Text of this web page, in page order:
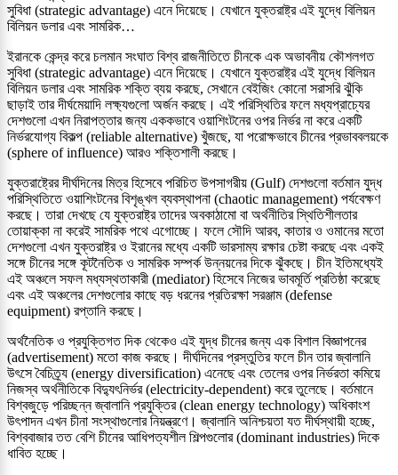
সুবিধা (strategic advantage) এনে দিয়েছে। যেখানে যুক্তরাষ্ট্র এই যুদ্ধে বিলিয়ন
বিলিয়ন ডলার এবং সামরিক…
ইরানকে কেন্দ্র করে চলমান সংঘাত বিশ্ব রাজনীতিতে চীনকে এক অভাবনীয় কৌশলগত
সুবিধা (strategic advantage) এনে দিয়েছে। যেখানে যুক্তরাষ্ট্র এই যুদ্ধে বিলিয়ন
বিলিয়ন ডলার এবং সামরিক শক্তি ব্যয় করছে, সেখানে বেইজিং কোনো সরাসরি ঝুঁকি
ছাড়াই তার দীর্ঘমেয়াদি লক্ষ্যগুলো অর্জন করছে। এই পরিস্থিতির ফলে মধ্যপ্রাচ্যের
দেশগুলো এখন নিরাপত্তার জন্য এককভাবে ওয়াশিংটনের ওপর নির্ভর না করে একটি
নির্ভরযোগ্য বিকল্প (reliable alternative) খুঁজছে, যা পরোক্ষভাবে চীনের প্রভাববলয়কে
(sphere of influence) আরও শক্তিশালী করছে।
যুক্তরাষ্ট্রের দীর্ঘদিনের মিত্র হিসেবে পরিচিত উপসাগরীয় (Gulf) দেশগুলো বর্তমান যুদ্ধ
পরিস্থিতিতে ওয়াশিংটনের বিশৃঙ্খল ব্যবস্থাপনা (chaotic management) পর্যবেক্ষণ
করছে। তারা দেখছে যে যুক্তরাষ্ট্র তাদের অবকাঠামো বা অর্থনীতির স্থিতিশীলতার
তোয়াক্কা না করেই সামরিক পথে এগোচ্ছে। ফলে সৌদি আরব, কাতার ও ওমানের মতো
দেশগুলো এখন যুক্তরাষ্ট্র ও ইরানের মধ্যে একটি ভারসাম্য রক্ষার চেষ্টা করছে এবং একই
সঙ্গে চীনের সঙ্গে কূটনৈতিক ও সামরিক সম্পর্ক উন্নয়নের দিকে ঝুঁকছে। চীন ইতিমধ্যেই
এই অঞ্চলে সফল মধ্যস্থতাকারী (mediator) হিসেবে নিজের ভাবমূর্তি প্রতিষ্ঠা করেছে
এবং এই অঞ্চলের দেশগুলোর কাছে বড় ধরনের প্রতিরক্ষা সরঞ্জাম (defense
equipment) রপ্তানি করছে।
অর্থনৈতিক ও প্রযুক্তিগত দিক থেকেও এই যুদ্ধ চীনের জন্য এক বিশাল বিজ্ঞাপনের
(advertisement) মতো কাজ করছে। দীর্ঘদিনের প্রস্তুতির ফলে চীন তার জ্বালানি
উৎসে বৈচিত্র্য (energy diversification) এনেছে এবং তেলের ওপর নির্ভরতা কমিয়ে
নিজস্ব অর্থনীতিকে বিদ্যুৎনির্ভর (electricity-dependent) করে তুলেছে। বর্তমানে
বিশ্বজুড়ে পরিচ্ছন্ন জ্বালানি প্রযুক্তির (clean energy technology) অধিকাংশ
উৎপাদন এখন চীনা সংস্থাগুলোর নিয়ন্ত্রণে। জ্বালানি অনিশ্চয়তা যত দীর্ঘস্থায়ী হচ্ছে,
বিশ্ববাজার তত বেশি চীনের আধিপত্যশীল শিল্পগুলোর (dominant industries) দিকে
ধাবিত হচ্ছে।